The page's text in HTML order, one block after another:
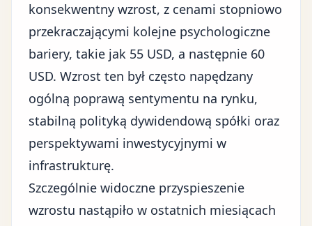
konsekwentny wzrost, z cenami stopniowo
przekraczającymi kolejne psychologiczne
bariery, takie jak 55 USD, a następnie 60
USD. Wzrost ten był często napędzany
ogólną poprawą sentymentu na rynku,
stabilną polityką dywidendową spółki oraz
perspektywami inwestycyjnymi w
infrastrukturę.
Szczególnie widoczne przyspieszenie
wzrostu nastąpiło w ostatnich miesiącach